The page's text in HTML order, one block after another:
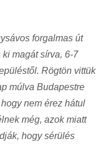
forgalmas út
magát sírva, 6-7
Rögtön vittük
múlva Budapestre
nem érez hátul
még, azok miatt
hogy sérülés